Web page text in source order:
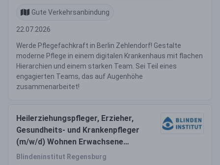
Gute Verkehrsanbindung
22.07.2026
Werde Pflegefachkraft in Berlin Zehlendorf! Gestalte
moderne Pflege in einem digitalen Krankenhaus mit flachen
Hierarchien und einem starken Team. Sei Teil eines
engagierten Teams, das auf Augenhöhe
zusammenarbeitet!
Heilerziehungspfleger, Erzieher,
Gesundheits- und Krankenpfleger
(m/w/d) Wohnen Erwachsene
Teilzeit
Blindeninstitut Regensburg